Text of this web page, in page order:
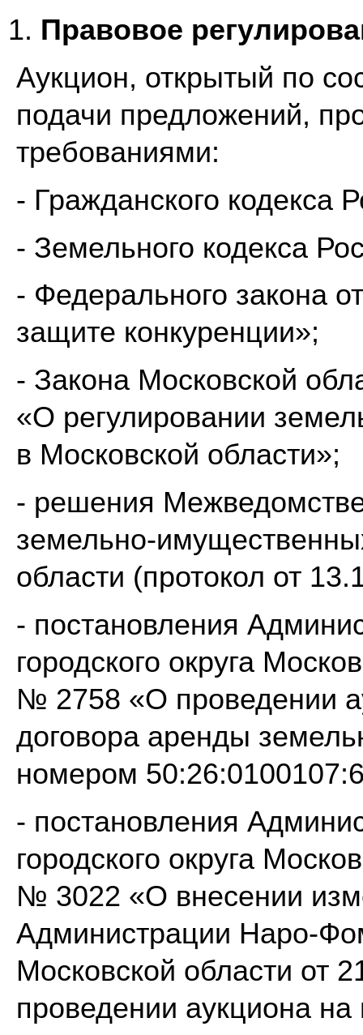
Правовое
Аукцион, открытый по
подачи предложений,
требованиями:
- Гражданского кодекса
- Земельного кодекса
- Федерального закона
защите конкуренции»;
- Закона Московской
«О регулировании
в Московской области»;
- решения
земельно-
области (протокол от
- постановления
городского округа
№ 2758 «О проведении
договора аренды
номером
- постановления
городского округа
№ 3022 «О внесении
Администрации Наро-
Московской области от
проведении аукциона